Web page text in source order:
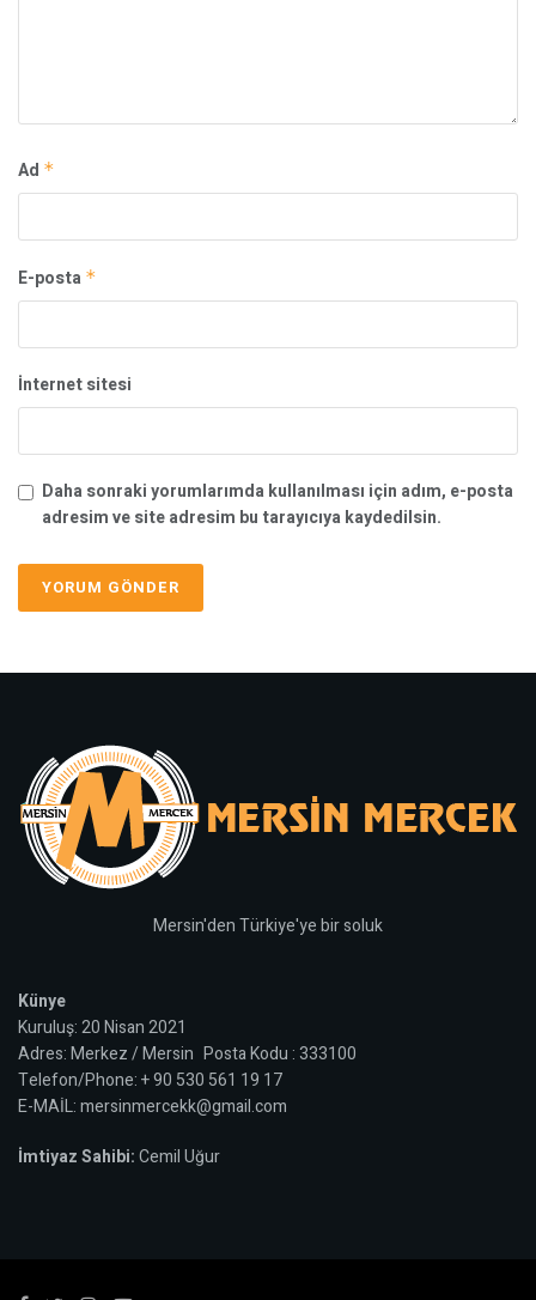
Ad *
E-posta *
İnternet sitesi
Daha sonraki yorumlarımda kullanılması için adım, e-posta
adresim ve site adresim bu tarayıcıya kaydedilsin.
Mersin'den Türkiye'ye bir soluk
Künye
Kuruluş: 20 Nisan 2021
Adres: Merkez / Mersin Posta Kodu : 333100
Telefon/Phone: + 90 530 561 19 17
E-MAİL: mersinmercekk@gmail.com
İmtiyaz Sahibi:Cemil Uğur